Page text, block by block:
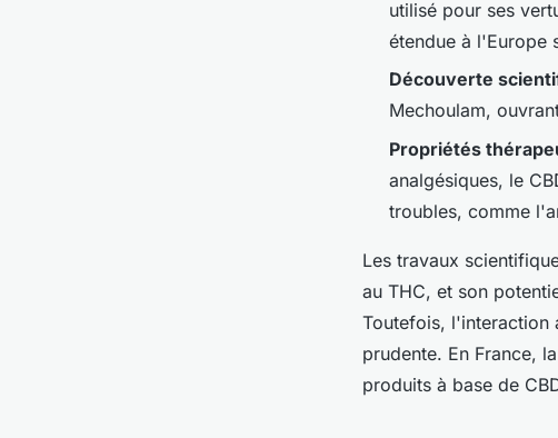
utilisé pour ses
étendue à l'Europe
Découverte
Mechoulam,
Propriétés
analgésiques, le
troubles, comme
Les travaux
au THC, et son
Toutefois, l'interaction
prudente. En France,
produits à base de